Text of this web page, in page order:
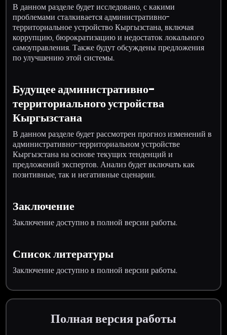
В данном разделе будет исследовано, с какими
проблемами сталкивается административно-
территориальное устройство Кыргызстана, включая
коррупцию, бюрократизацию и недостаток локального
самоуправления. Также будут обсуждены предложения
по улучшению этой системы.
Будущее административно-
территориального устройства
Кыргызстана
В данном разделе будет рассмотрен прогноз изменений в
административно-территориальном устройстве
Кыргызстана на основе текущих тенденций и
предложений экспертов. Анализ будет включать как
позитивные, так и негативные сценарии.
Заключение
Заключение доступно в полной версии работы.
Список литературы
Заключение доступно в полной версии работы.
Полная версия работы